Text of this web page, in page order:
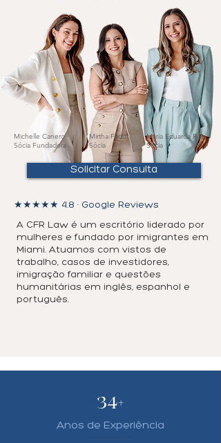
Solicitar Consulta
Michelle Canero ·
Sócia Fundadora
Mirtha Fadul ·
Sócia
Maria Eduarda Reis ·
Sócia
★★★★★ 4.8 · Google Reviews
A CFR Law é um escritório liderado por
mulheres e fundado por imigrantes em
Miami. Atuamos com vistos de
trabalho, casos de investidores,
imigração familiar e questões
humanitárias em inglês, espanhol e
português.
34+
Anos de Experiência